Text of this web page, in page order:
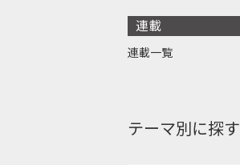
連載
連載一覧
テーマ別に探す